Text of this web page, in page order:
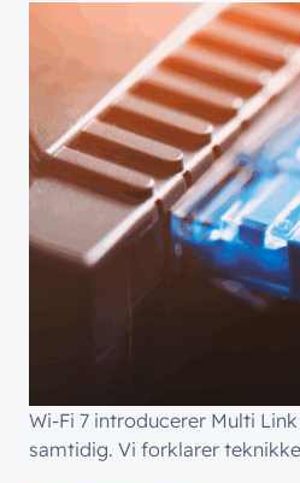
Wi-Fi 7 introducerer Multi
samtidig. Vi forklarer